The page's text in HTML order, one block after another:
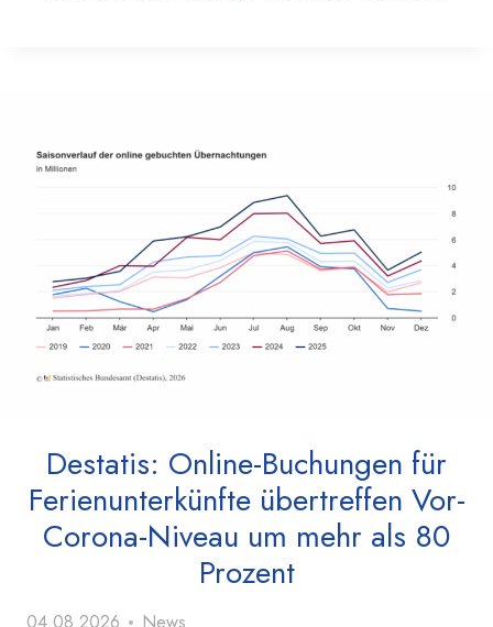
Destatis: Online-Buchungen für
Ferienunterkünfte übertreffen Vor-
Corona-Niveau um mehr als 80
Prozent